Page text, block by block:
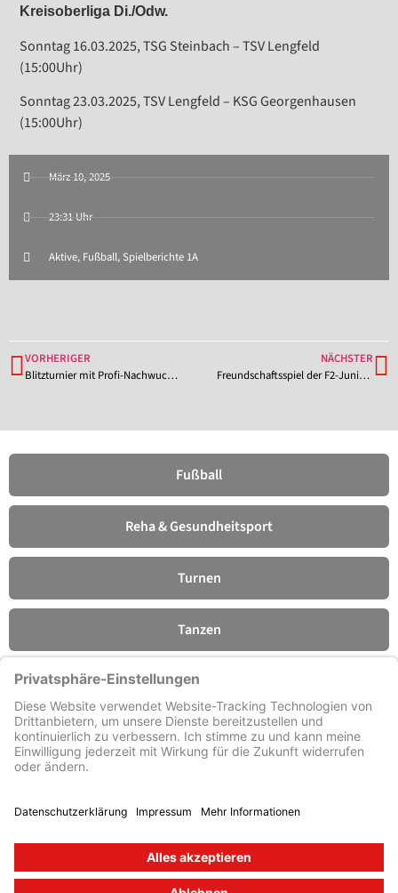
März 10, 2025
23:31 Uhr
Aktive, Fußball, Spielberichte 1A
Kreisoberliga Di./Odw.
Sonntag 16.03.2025, TSG Steinbach – TSV Lengfeld
(15:00Uhr)
Sonntag 23.03.2025, TSV Lengfeld – KSG Georgenhausen
(15:00Uhr)
VORHERIGER
Blitzturnier mit Profi-Nachwuchs am 5. April 2025 beim TSV Lengfeld
NÄCHSTER
Freundschaftsspiel der F2-Junioren der JSG Otzberg in Schaafheim (15.03.2025)
Fußball
Reha & Gesundheitsport
Turnen
Tanzen
Fitness
Förderverein
© Turn- und Sportverein 1909e. V. Lengfeld